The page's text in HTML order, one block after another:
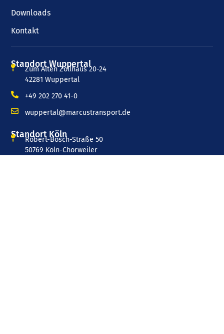
Downloads
Kontakt
Standort Wuppertal
Zum Alten Zollhaus 20-24
42281 Wuppertal
+49 202 270 41-0
wuppertal@marcustransport.de
Standort Köln
Robert-Bosch-Straße 50
50769 Köln-Chorweiler